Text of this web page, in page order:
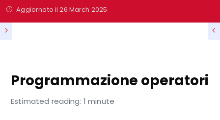
Aggiornato il26 March 2025
Programmazione operatori
Estimated reading: 1 minute